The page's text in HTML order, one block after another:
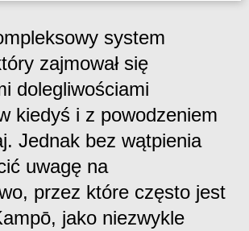
system
zajmował się
dolegliwościami
kiedyś i z powodzeniem
Jednak bez wątpienia
uwagę na
przez które często jest
jako niezwykle